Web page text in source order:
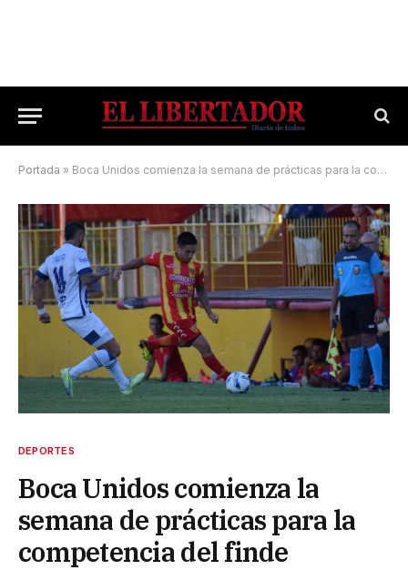
Portada » Boca Unidos comienza la semana de prácticas para la competencia del finde
DEPORTES
Boca Unidos comienza la
semana de prácticas para la
competencia del finde